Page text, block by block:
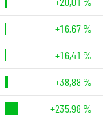
+16,67 %
+16,41 %
+38,88 %
+235,98 %